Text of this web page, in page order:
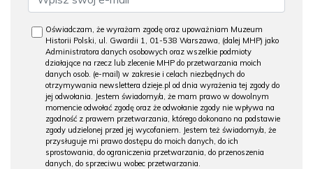
Oświadczam, że wyrażam zgodę oraz upoważniam Muzeum
Historii Polski, ul. Gwardii 1, 01-538 Warszawa, (dalej MHP) jako
Administratora danych osobowych oraz wszelkie podmioty
działające na rzecz lub zlecenie MHP do przetwarzania moich
danych osob. (e-mail) w zakresie i celach niezbędnych do
otrzymywania newslettera dzieje.pl od dnia wyrażenia tej zgody do
jej odwołania. Jestem świadomy/a, że mam prawo w dowolnym
momencie odwołać zgodę oraz że odwołanie zgody nie wpływa na
zgodność z prawem przetwarzania, którego dokonano na podstawie
zgody udzielonej przed jej wycofaniem. Jestem też świadomy/a, że
przysługuje mi prawo dostępu do moich danych, do ich
sprostowania, do ograniczenia przetwarzania, do przenoszenia
danych, do sprzeciwu wobec przetwarzania.